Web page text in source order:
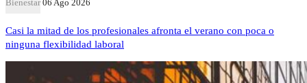
Bienestar 06 Ago 2026
Casi la mitad de los profesionales afronta el verano con poca o
ninguna flexibilidad laboral